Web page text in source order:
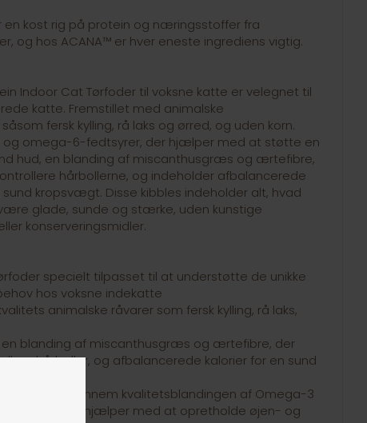
en kost rig på protein og næringsstoffer fra
og hos ACANA™ er hver eneste ingrediens vigtig.
Indoor Cat Tørfoder til voksne katte er velegnet til
katte. Fremstillet med animalske
fersk kylling, rå laks og ørred, og uden korn.
omega-6-fedtsyrer, der hjælper med at støtte en
hud, en blanding af miscanthusgræs og ærtefibre,
hårbollerne, og indeholder afbalancerede
sund kropsvægt. Disse kibbles indeholder alt, hvad
glade, sunde og stærke, uden kunstige
konserveringsmidler.
specielt tilpasset til at understøtte de unikke
hos voksne indekatte
animalske råvarer som fersk kylling, rå laks,
blanding af miscanthusgræs og ærtefibre, der
hårboller, og afbalancerede kalorier for en sund
støttes gennem kvalitetsblandingen af Omega-3
EPA & DHA hjælper med at opretholde øjen- og